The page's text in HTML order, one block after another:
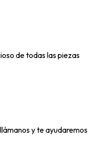
de todas las piezas
y te ayudaremos